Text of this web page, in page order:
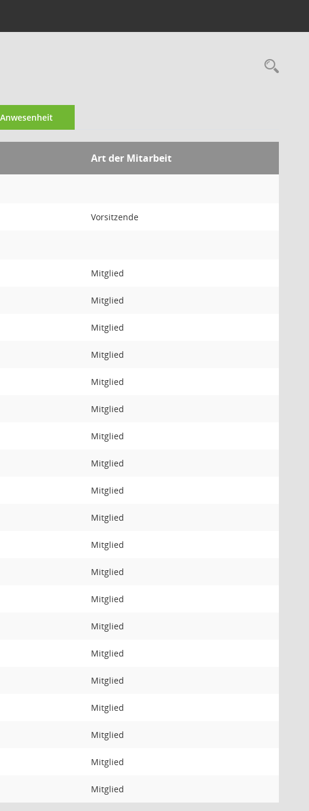
Anwesenheit
Art der Mitarbeit
Vorsitzende
Mitglied
Mitglied
Mitglied
Mitglied
Mitglied
Mitglied
Mitglied
Mitglied
Mitglied
Mitglied
Mitglied
Mitglied
Mitglied
Mitglied
Mitglied
Mitglied
Mitglied
Mitglied
Mitglied
Mitglied